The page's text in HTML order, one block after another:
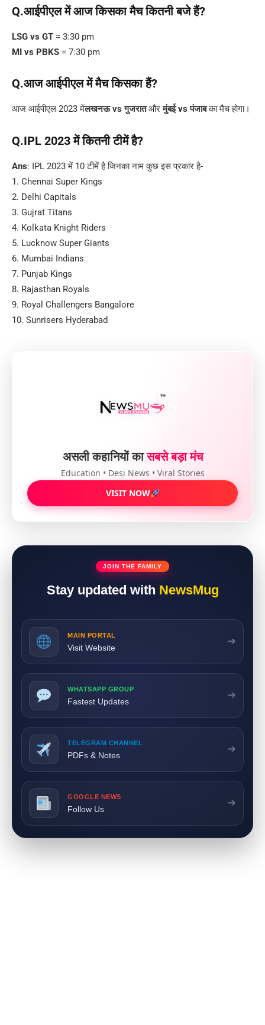
Q.आईपीएल में आज किसका मैच कितनी बजे हैं?
LSG vs GT = 3:30 pm
MI vs PBKS = 7:30 pm
Q.आज आईपीएल में मैच किसका हैं?
आज आईपीएल 2023 मेंलखनऊ vs गुजरातऔरमुंबई vs पंजाबका मैच होगा।
Q.IPL 2023 में कितनी टीमें है?
Ans: IPL 2023 में 10 टीमें है जिनका नाम कुछ इस प्रकार है-
1. Chennai Super Kings
2. Delhi Capitals
3. Gujrat Titans
4. Kolkata Knight Riders
5. Lucknow Super Giants
6. Mumbai Indians
7. Punjab Kings
8. Rajasthan Royals
9. Royal Challengers Bangalore
10. Sunrisers Hyderabad
असली कहानियों कासबसे बड़ा मंच
Education • Desi News • Viral Stories
VISIT NOW
JOIN THE FAMILY
Stay updated with NewsMug
MAIN PORTAL
Visit Website
➔
WHATSAPP GROUP
Fastest Updates
➔
TELEGRAM CHANNEL
PDFs & Notes
➔
GOOGLE NEWS
Follow Us
➔